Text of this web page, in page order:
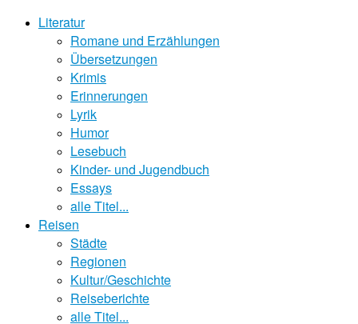
Literatur
Romane und Erzählungen
Übersetzungen
Krimis
Erinnerungen
Lyrik
Humor
Lesebuch
Kinder- und Jugendbuch
Essays
alle Titel...
Reisen
Städte
Regionen
Kultur/Geschichte
Reiseberichte
alle Titel...